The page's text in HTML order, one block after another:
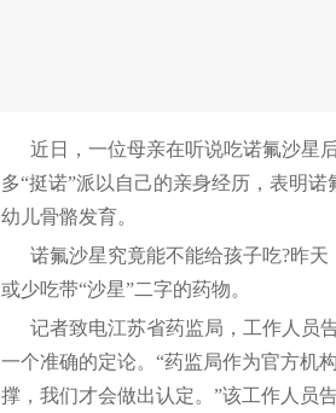
近日，一位母亲在听说吃诺氟沙星后
多“挺诺”派以自己的亲身经历，表明
幼儿骨骼发育。
诺氟沙星究竟能不能给孩子吃?昨天
或少吃带“沙星”二字的药物。
记者致电江苏省药监局，工作人员
一个准确的定论。“药监局作为官方机
撑，我们才会做出认定。”该工作人员